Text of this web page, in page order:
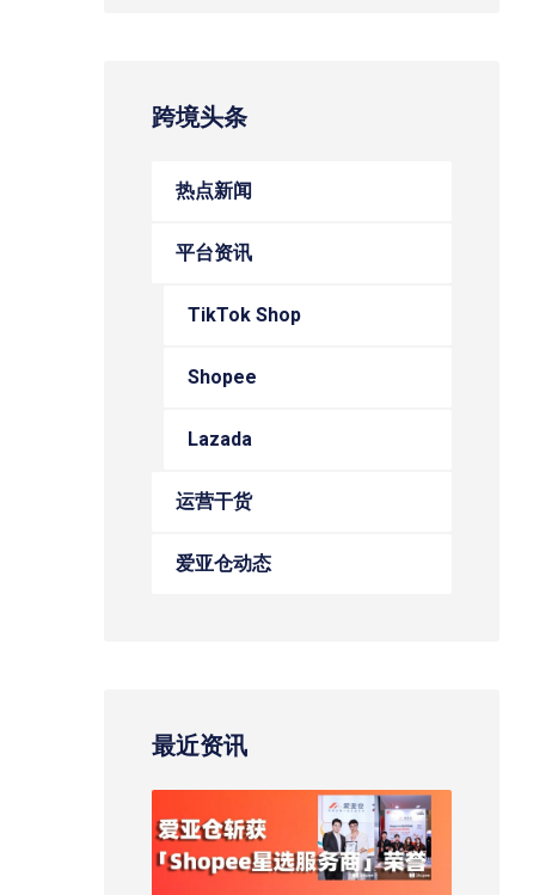
跨境头条
热点新闻
平台资讯
TikTok Shop
Shopee
Lazada
运营干货
爱亚仓动态
最近资讯